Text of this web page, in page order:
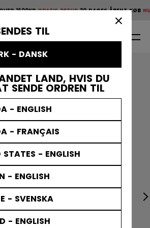
TIL
- DANSK
LAND, HVIS DU
SENDE ORDREN TIL
- ENGLISH
- FRANÇAIS
STATES - ENGLISH
- ENGLISH
- SVENSKA
- ENGLISH
scroll animation.
1600KRGRATIS RETUR30 DAGES ÅBENT KØB
Gratis retur 30
Hockeytasker